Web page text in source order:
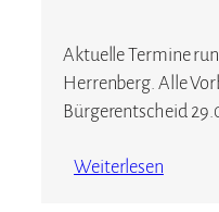
Aktuelle Termine
Herrenberg. Alle
Bürgerentscheid
Weiterlesen